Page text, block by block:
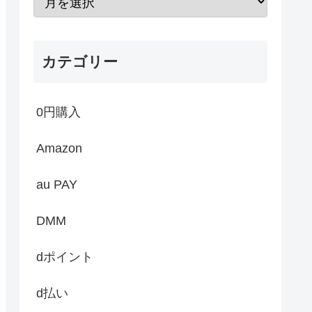
カテゴリー
0円購入
Amazon
au PAY
DMM
dポイント
d払い